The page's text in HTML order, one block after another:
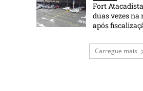
Fort
duas vezes
após
Carregue mais